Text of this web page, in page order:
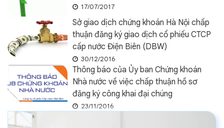
17/07/2017
Sở giao dịch chứng khoán Hà Nội chấp
thuận đăng ký giao dịch cổ phiếu CTCP
cấp nước Điện Biên (DBW)
30/12/2016
Thông báo của Ủy ban Chứng khoán
Nhà nước về việc chấp thuận hồ sơ
đăng ký công khai đại chúng
23/11/2016